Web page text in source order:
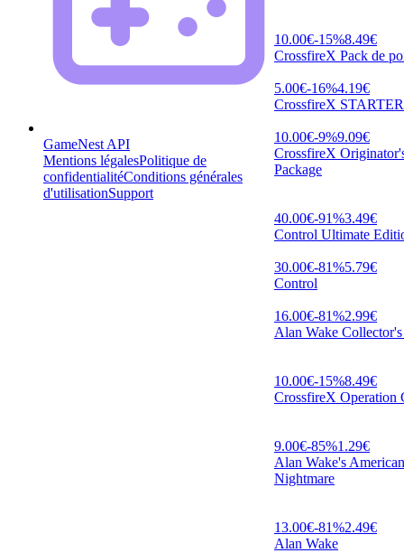
GameNest API
Mentions légalesPolitique de
confidentialitéConditions générales
d'utilisationSupport
10.00€-15%8.49€
CrossfireX Pack de
5.00€-16%4.19€
CrossfireX
10.00€-9%9.09€
CrossfireX
Package
40.00€-91%3.49€
Control Ultimate
30.00€-81%5.79€
Control
16.00€-81%2.99€
Alan Wake
10.00€-15%8.49€
CrossfireX Operation
9.00€-85%1.29€
Alan Wake's American
Nightmare
13.00€-81%2.49€
Alan Wake